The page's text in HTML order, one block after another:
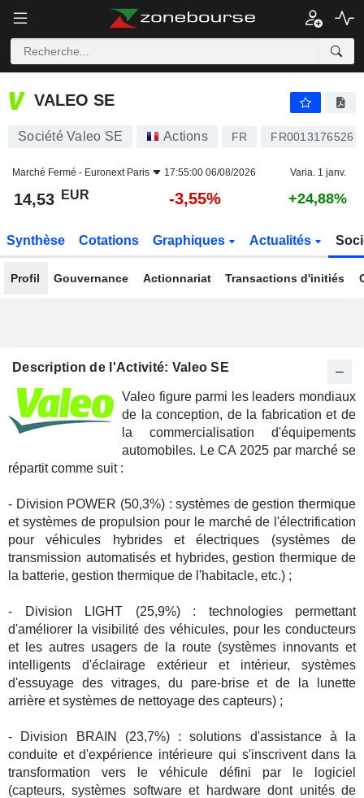
VALEO SE
VALEO SE
Société Valeo SE Actions FR FR0013176526
Marché Fermé - Euronext Paris 17:55:00 06/08/2026 Varia. 1 janv.
14,53 EUR -3,55% +24,88%
Synthèse Cotations Graphiques Actualités
Profil Gouvernance Actionnariat Transactions d'initiés
Description de l'Activité: Valeo SE
Valeo figure parmi les leaders mondiaux
de la conception, de la fabrication et de
la commercialisation d'équipements
automobiles. Le CA 2025 par marché se
répartit comme suit :
- Division POWER (50,3%) : systèmes de gestion thermique
et systèmes de propulsion pour le marché de l'électrification
pour véhicules hybrides et électriques (systèmes de
transmission automatisés et hybrides, gestion thermique de
la batterie, gestion thermique de l'habitacle, etc.) ;
- Division LIGHT (25,9%) : technologies permettant
d'améliorer la visibilité des véhicules, pour les conducteurs
et les autres usagers de la route (systèmes innovants et
intelligents d'éclairage extérieur et intérieur, systèmes
d'essuyage des vitrages, du pare-brise et de la lunette
arrière et systèmes de nettoyage des capteurs) ;
- Division BRAIN (23,7%) : solutions d'assistance à la
conduite et d'expérience intérieure qui s'inscrivent dans la
transformation vers le véhicule défini par le logiciel
(capteurs, systèmes software et hardware dont unités de